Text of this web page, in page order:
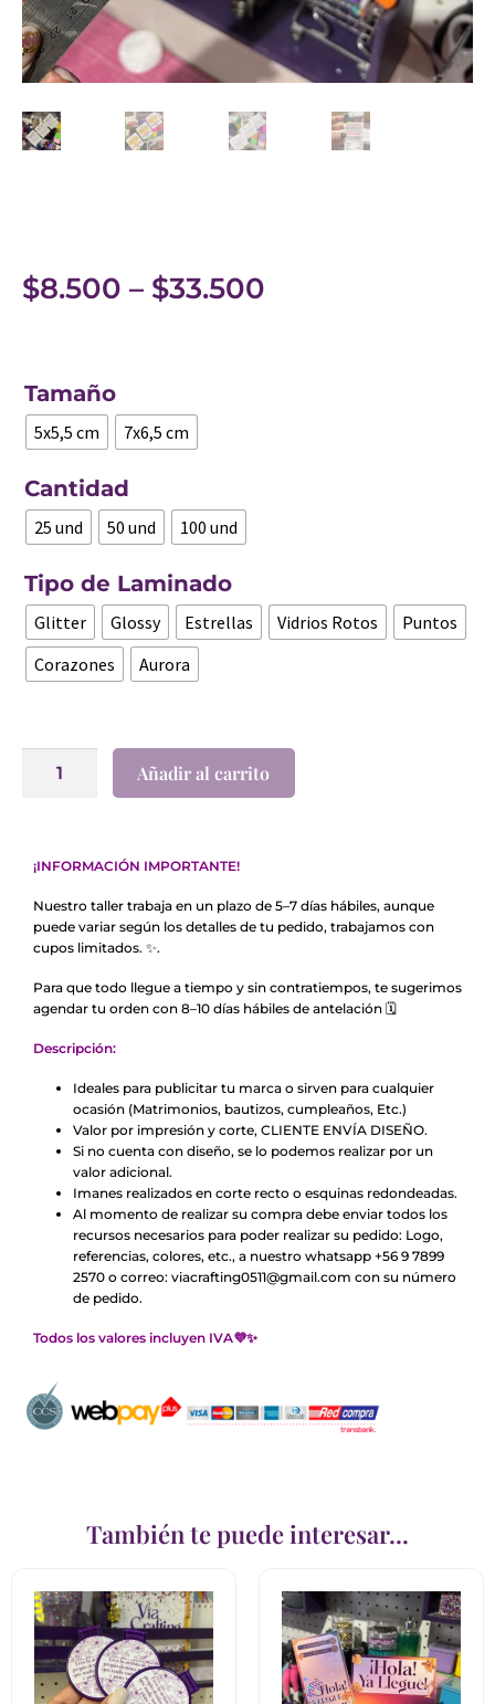
$8.500 – $33.500
Tamaño
5x5,5 cm 7x6,5 cm
Cantidad
25 und 50 und 100 und
Tipo de Laminado
Glitter Glossy Estrellas Vidrios Rotos
Puntos
Corazones
Aurora
Añadir al carrito
¡INFORMACIÓN IMPORTANTE!
Nuestro taller trabaja en un plazo de 5–7 días hábiles, aunque
puede variar según los detalles de tu pedido, trabajamos con
cupos limitados. ✨.
Para que todo llegue a tiempo y sin contratiempos, te sugerimos
agendar tu orden con 8–10 días hábiles de antelación 🗓️
Descripción:
Ideales para publicitar tu marca o sirven para cualquier
ocasión (Matrimonios, bautizos, cumpleaños, Etc.)
Valor por impresión y corte, CLIENTE ENVÍA DISEÑO.
Si no cuenta con diseño, se lo podemos realizar por un
valor adicional.
Imanes realizados en corte recto o esquinas redondeadas.
Al momento de realizar su compra debe enviar todos los
recursos necesarios para poder realizar su pedido: Logo,
referencias, colores, etc., a nuestro whatsapp +56 9 7899
2570 o correo: viacrafting0511@gmail.com con su número
de pedido.
Todos los valores incluyen IVA💜✨
También te puede interesar...